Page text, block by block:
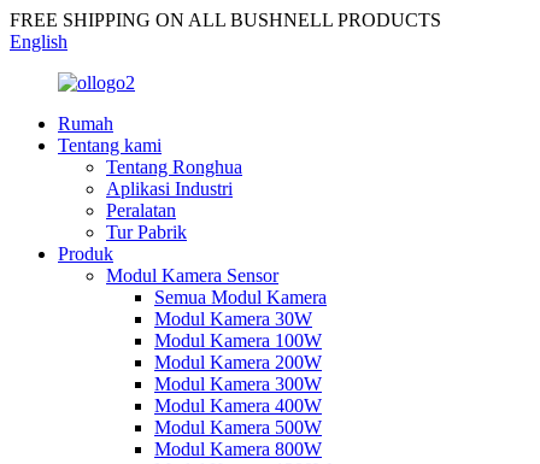
FREE SHIPPING ON ALL BUSHNELL PRODUCTS
English
Rumah
Tentang kami
Tentang Ronghua
Aplikasi Industri
Peralatan
Tur Pabrik
Produk
Modul Kamera Sensor
Semua Modul Kamera
Modul Kamera 30W
Modul Kamera 100W
Modul Kamera 200W
Modul Kamera 300W
Modul Kamera 400W
Modul Kamera 500W
Modul Kamera 800W